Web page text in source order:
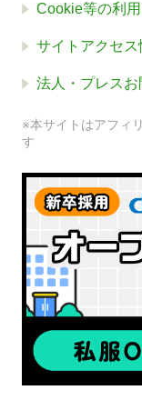
Cookie等の利
サイトアクセ
法人・プレス
※本サイトはアフィ
す